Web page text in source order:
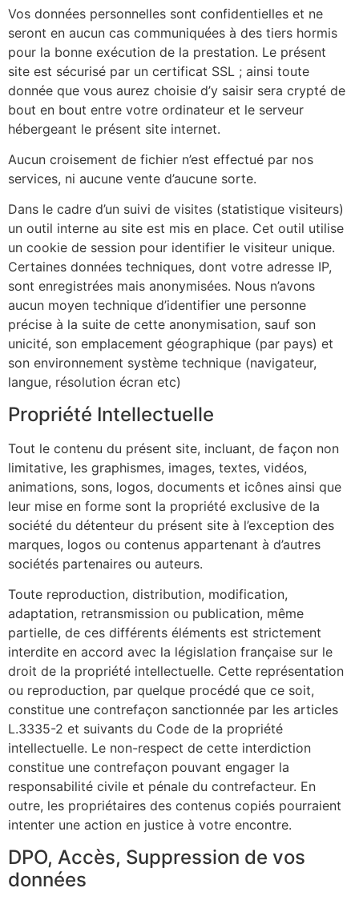
Vos données personnelles sont confidentielles et ne
seront en aucun cas communiquées à des tiers hormis
pour la bonne exécution de la prestation. Le présent
site est sécurisé par un certificat SSL ; ainsi toute
donnée que vous aurez choisie d’y saisir sera crypté de
bout en bout entre votre ordinateur et le serveur
hébergeant le présent site internet.
Aucun croisement de fichier n’est effectué par nos
services, ni aucune vente d’aucune sorte.
Dans le cadre d’un suivi de visites (statistique visiteurs)
un outil interne au site est mis en place. Cet outil utilise
un cookie de session pour identifier le visiteur unique.
Certaines données techniques, dont votre adresse IP,
sont enregistrées mais anonymisées. Nous n’avons
aucun moyen technique d’identifier une personne
précise à la suite de cette anonymisation, sauf son
unicité, son emplacement géographique (par pays) et
son environnement système technique (navigateur,
langue, résolution écran etc)
Propriété Intellectuelle
Tout le contenu du présent site, incluant, de façon non
limitative, les graphismes, images, textes, vidéos,
animations, sons, logos, documents et icônes ainsi que
leur mise en forme sont la propriété exclusive de la
société du détenteur du présent site à l’exception des
marques, logos ou contenus appartenant à d’autres
sociétés partenaires ou auteurs.
Toute reproduction, distribution, modification,
adaptation, retransmission ou publication, même
partielle, de ces différents éléments est strictement
interdite en accord avec la législation française sur le
droit de la propriété intellectuelle. Cette représentation
ou reproduction, par quelque procédé que ce soit,
constitue une contrefaçon sanctionnée par les articles
L.3335-2 et suivants du Code de la propriété
intellectuelle. Le non-respect de cette interdiction
constitue une contrefaçon pouvant engager la
responsabilité civile et pénale du contrefacteur. En
outre, les propriétaires des contenus copiés pourraient
intenter une action en justice à votre encontre.
DPO, Accès, Suppression de vos
données